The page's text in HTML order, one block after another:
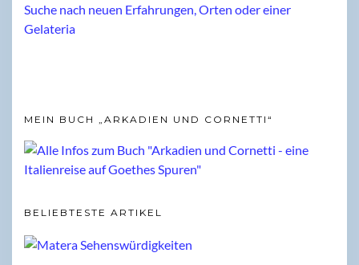
MEIN BUCH „ARKADIEN UND CORNETTI“
BELIEBTESTE ARTIKEL